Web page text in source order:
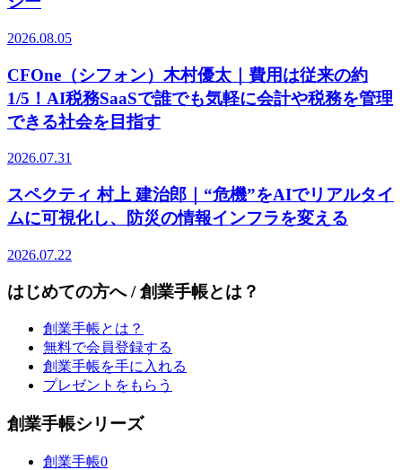
2026.08.05
CFOne（シフォン）木村優太｜費用は従来の約
1/5！AI税務SaaSで誰でも気軽に会計や税務を管理
できる社会を目指す
2026.07.31
スペクティ 村上 建治郎｜“危機”をAIでリアルタイ
ムに可視化し、防災の情報インフラを変える
2026.07.22
はじめての方へ / 創業手帳とは？
創業手帳とは？
無料で会員登録する
創業手帳を手に入れる
プレゼントをもらう
創業手帳シリーズ
創業手帳0